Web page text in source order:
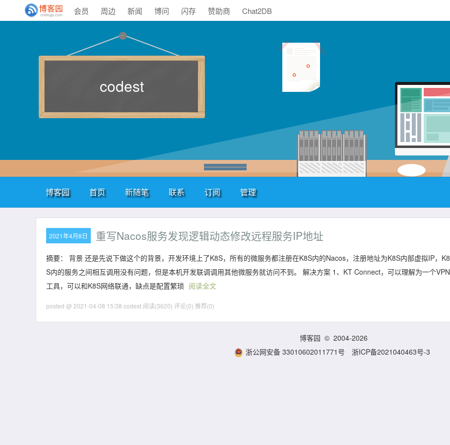
会员 周边 新闻 博问 闪存 赞助商 Chat2DB
codest
博客园 首页 新随笔 联系 订阅 管理
2021年4月8日 重写Nacos服务发现逻辑动态修改远程服务IP地址
摘要： 背景 还是先说下做这个的背景，开发环境上了K8S，所有的微服务都注册在K8S内的Nacos，注册地址为K8S内部虚拟IP，K8
S内的服务之间相互调用没有问题，但是本机开发联调调用其他微服务就访问不到。 解决方案 1、KT Connect，可以理解为一个VPN
工具，可以和K8S网络联通，缺点是配置繁琐 阅读全文
posted @ 2021-04-08 15:38 codest 阅读(3620) 评论(0) 推荐(0)
博客园 © 2004-2026
浙公网安备 33010602011771号
浙ICP备2021040463号-3